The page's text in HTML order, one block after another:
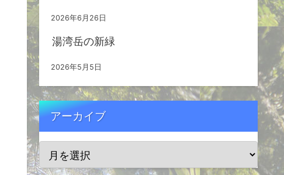
2026年6月26日
湯湾岳の新緑
2026年5月5日
アーカイブ